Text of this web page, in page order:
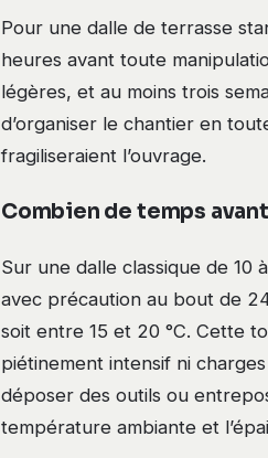
Pour une dalle de terrasse
heures avant toute
légères, et au moins trois
d’organiser le chantier en
fragiliseraient l’ouvrage.
Combien de temps
Sur une dalle classique de 10
avec précaution au bout de
soit entre 15 et 20 °C. Cette
piétinement intensif ni
déposer des outils ou
température ambiante et